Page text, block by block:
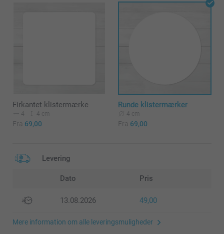
Firkantet klistermærke
4 4 cm
Fra 69,00
Runde klistermærker
4 cm
Fra 69,00
Levering
Dato Pris
13.08.2026 49,00
Mere information om alle leveringsmuligheder